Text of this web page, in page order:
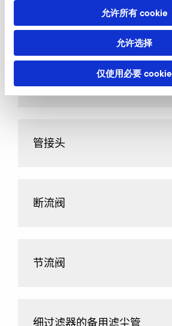
允许所有 cookie
允许选择
仅使用必要 cookie
其他 附件 SD 4n FU/FUK
AirKnife
管接头
断流阀
节流阀
细过滤器的备用滤尘管